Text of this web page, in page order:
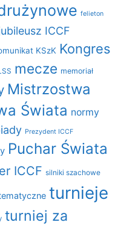
felieton
ICCF
KSzK Kongres
mecze memoriał
Mistrzostwa
Świata normy
Prezydent ICCF
Puchar Świata
ICCF silniki szachowe
turnieje
turniej za